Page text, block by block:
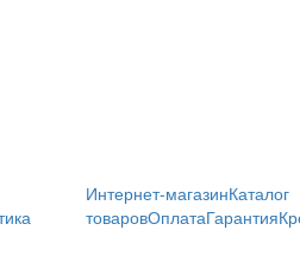
Интернет-магазинКаталог
товаровОплатаГарантия